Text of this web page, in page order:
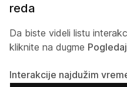
reda
Da biste videli listu
kliknite na dugme Pogledaj
Interakcije najdužim